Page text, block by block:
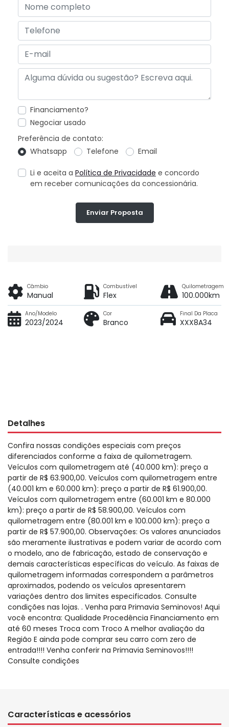
Financiamento?
Negociar usado
Preferência de contato:
Whatsapp
Telefone Email
Li e aceita a Política de Privacidade e concordo
em receber comunicações da concessionária.
Enviar Proposta
Câmbio
Manual
Combustível
Flex
Quilometragem
100.000km
Ano/Modelo
2023/2024
Cor
Branco
Final Da Placa
XXX8A34
Detalhes
Confira nossas condições especiais com preços
diferenciados conforme a faixa de quilometragem.
Veículos com quilometragem até (40.000 km): preço a
partir de R$ 63.900,00. Veículos com quilometragem entre
(40.001 km e 60.000 km): preço a partir de R$ 61.900,00.
Veículos com quilometragem entre (60.001 km e 80.000
km): preço a partir de R$ 58.900,00. Veículos com
quilometragem entre (80.001 km e 100.000 km): preço a
partir de R$ 57.900,00. Observações: Os valores anunciados
são meramente ilustrativas e podem variar de acordo com
o modelo, ano de fabricação, estado de conservação e
demais características específicas do veículo. As faixas de
quilometragem informadas correspondem a parâmetros
aproximados, podendo os veículos apresentarem
variações dentro dos limites especificados. Consulte
condições nas lojas. . Venha para Primavia Seminovos! Aqui
você encontra: Qualidade Procedência Financiamento em
até 60 meses Troca com Troco A melhor avaliação da
Região E ainda pode comprar seu carro com zero de
entrada!!!! Venha conferir na Primavia Seminovos!!!!
Consulte condições
Características e acessórios